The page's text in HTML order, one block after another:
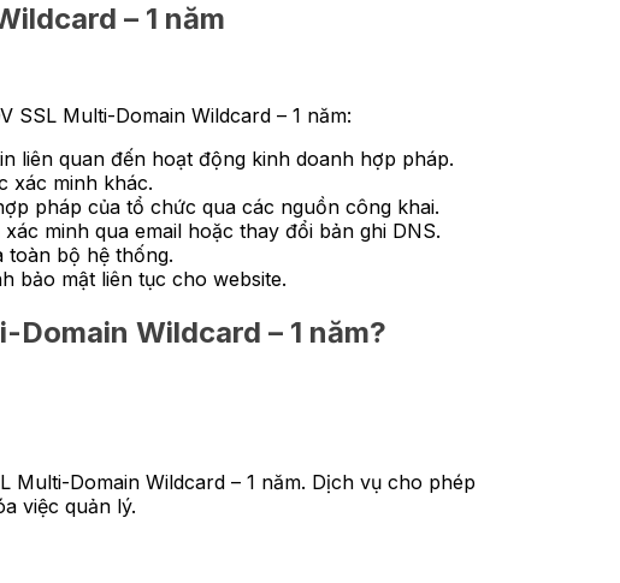
– 1 năm
Multi-Domain Wildcard – 1 năm:
liên quan đến hoạt động kinh doanh hợp pháp.
xác minh khác.
pháp của tổ chức qua các nguồn công khai.
minh qua email hoặc thay đổi bản ghi DNS.
toàn bộ hệ thống.
bảo mật liên tục cho website.
Wildcard – 1 năm?
Multi-Domain Wildcard – 1 năm. Dịch vụ cho phép
việc quản lý.